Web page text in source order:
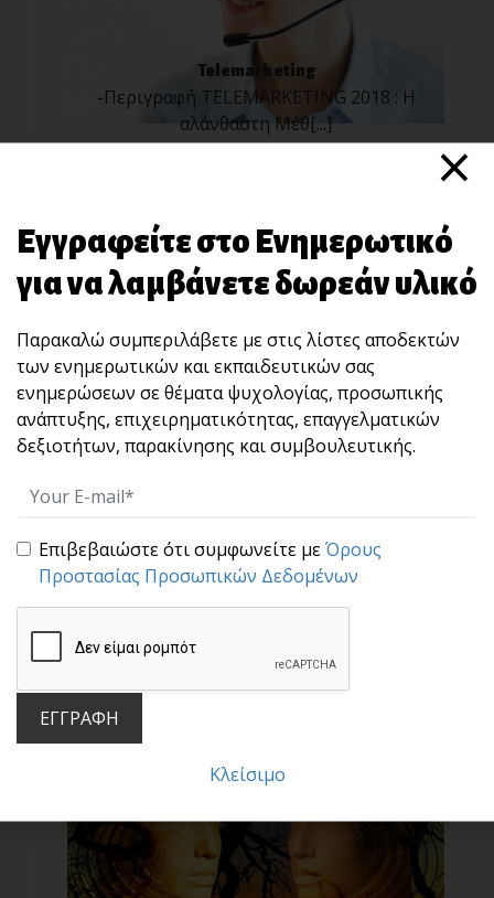
Telemarketing
-Περιγραφή TELEMARKETING 2018 : Η
αλάνθαστη Μέθ[...]
Εξυπηρέτηση Πελάτών & Επικοινωνία
Motivational Leadership
×
Εγγραφείτε στο Ενημερωτικό
για να λαμβάνετε δωρεάν υλικό
Παρακαλώ συμπεριλάβετε με στις λίστες αποδεκτών
των ενημερωτικών και εκπαιδευτικών σας
ενημερώσεων σε θέματα ψυχολογίας, προσωπικής
ανάπτυξης, επιχειρηματικότητας, επαγγελματικών
δεξιοτήτων, παρακίνησης και συμβουλευτικής.
Επιβεβαιώστε ότι συμφωνείτε μεΌρους
Προστασίας Προσωπικών Δεδομένων
ΕΓΓΡΑΦΗ
Κλείσιμο